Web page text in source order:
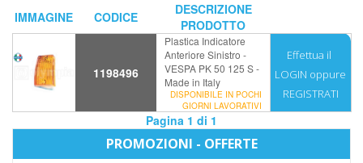
IMMAGINE CODICE
DESCRIZIONE
PRODOTTO
1198496
Plastica Indicatore
Anteriore Sinistro -
VESPA PK 50 125 S -
Made in Italy
DISPONIBILE IN POCHI
GIORNI LAVORATIVI
Effettua il
LOGIN oppure
REGISTRATI
Pagina 1 di 1
PROMOZIONI - OFFERTE